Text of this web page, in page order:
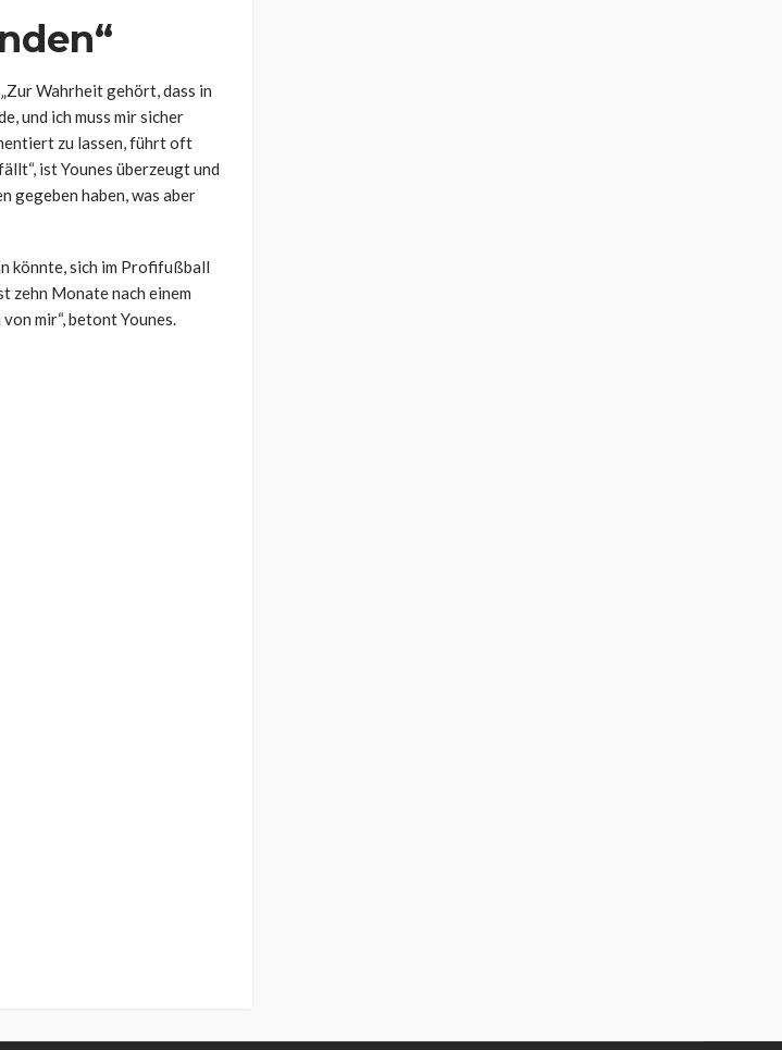
Wahrheit gehört, dass in
und ich muss mir sicher
zu lassen, führt oft
ist Younes überzeugt und
gegeben haben, was aber
könnte, sich im Profifußball
zehn Monate nach einem
mir“, betont Younes.